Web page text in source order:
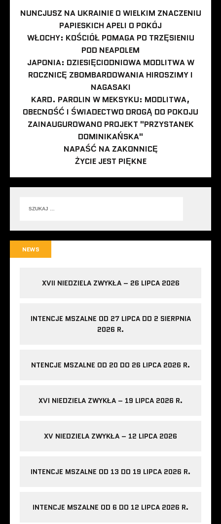
NUNCJUSZ NA UKRAINIE O WIELKIM ZNACZENIU
PAPIESKICH APELI O POKÓJ
WŁOCHY: KOŚCIÓŁ POMAGA PO TRZĘSIENIU
POD NEAPOLEM
JAPONIA: DZIESIĘCIODNIOWA MODLITWA W
ROCZNICĘ ZBOMBARDOWANIA HIROSZIMY I
NAGASAKI
KARD. PAROLIN W MEKSYKU: MODLITWA,
OBECNOŚĆ I ŚWIADECTWO DROGĄ DO POKOJU
ZAINAUGUROWANO PROJEKT "PRZYSTANEK
DOMINIKAŃSKA"
NAPAŚĆ NA ZAKONNICĘ
ŻYCIE JEST PIĘKNE
NEWS
XVII NIEDZIELA ZWYKŁA – 26 LIPCA 2026
INTENCJE MSZALNE OD 27 LIPCA DO 2 SIERPNIA
2026 R.
NTENCJE MSZALNE OD 20 DO 26 LIPCA 2026 R.
XVI NIEDZIELA ZWYKŁA – 19 LIPCA 2026 R.
XV NIEDZIELA ZWYKŁA – 12 LIPCA 2026
INTENCJE MSZALNE OD 13 DO 19 LIPCA 2026 R.
INTENCJE MSZALNE OD 6 DO 12 LIPCA 2026 R.